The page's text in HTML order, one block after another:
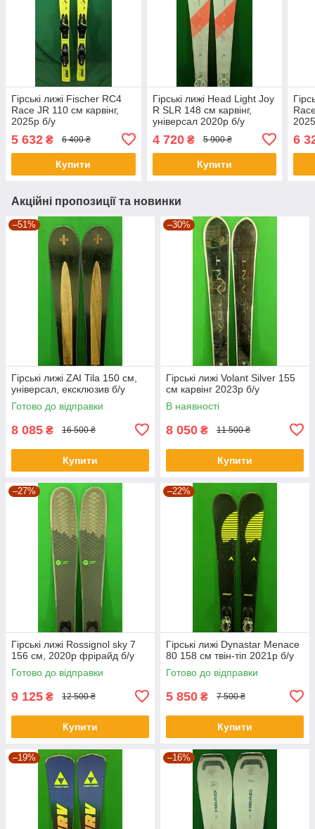
Гірські лижі Fischer RC4
Race JR 110 см карвінг,
2025p б/у
5 632 ₴ 6 400 ₴
Купити
Гірські лижі Head Light Joy
R SLR 148 см карвінг,
універсал 2020р б/у
4 720₴ 5 900 ₴
Купити
6
Акційні пропозиції та новинки
–51%
Гірські лижі ZAI Tila 150 см,
універсал, ексклюзив б/у
Готово до відправки
8 085 ₴ 16 500 ₴
Купити
–30%
Гірські лижі Volant Silver 155
см карвінг 2023p б/у
В наявності
8 050 ₴ 11 500 ₴
Купити
–27%
Гірські лижі Rossignol sky 7
156 см, 2020p фрірайд б/у
Готово до відправки
9 125 ₴ 12 500 ₴
Купити
–22%
Гірські лижі Dynastar Menace
80 158 см твін-тіп 2021р б/у
Готово до відправки
5 850 ₴ 7 500 ₴
Купити
–19% –16%